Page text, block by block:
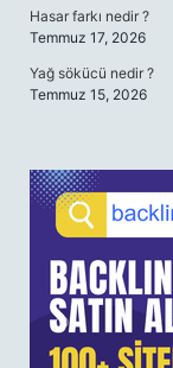
Hasar farkı nedir ?
Temmuz 17, 2026
Yağ sökücü nedir ?
Temmuz 15, 2026